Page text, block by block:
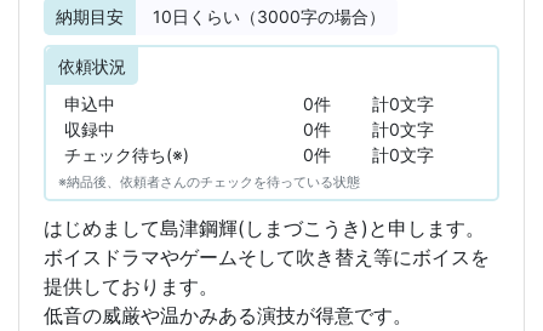
納期目安 10日くらい（3000字の場合）
依頼状況
申込中
0件
計0文字
収録中
0件
計0文字
チェック待ち(※)
0件 計0文字
※納品後、依頼者さんのチェックを待っている状態
はじめまして島津鋼輝(しまづこうき)と申します。
ボイスドラマやゲームそして吹き替え等にボイスを
提供しております。
低音の威厳や温かみある演技が得意です。